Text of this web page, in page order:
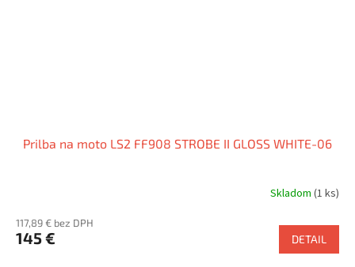
Prilba na moto LS2 FF908 STROBE II GLOSS WHITE-06
Skladom (1 ks)
117,89 € bez DPH
145 € DETAIL